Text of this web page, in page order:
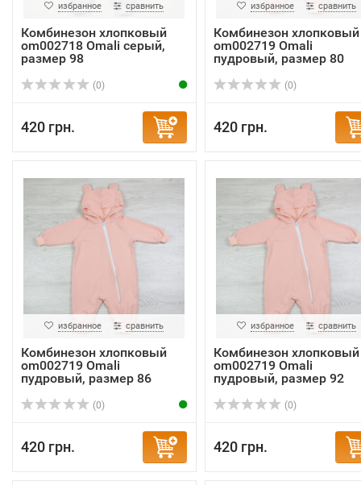
избранное сравнить
Комбинезон хлопковый
om002718 Omali серый,
размер 98
(0)
420 грн.
избранное сравнить
Комбинезон хлопковый
om002719 Omali
пудровый, размер 80
(0)
420 грн.
избранное сравнить
Комбинезон хлопковый
om002719 Omali
пудровый, размер 86
(0)
420 грн.
избранное сравнить
Комбинезон хлопковый
om002719 Omali
пудровый, размер 92
(0)
420 грн.